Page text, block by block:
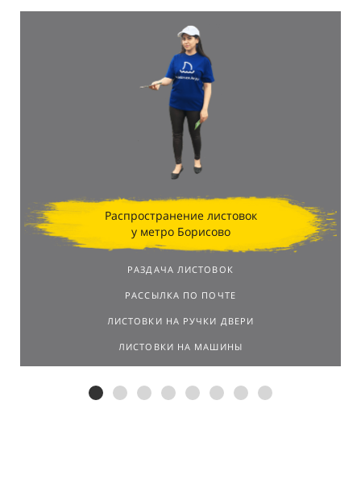
Распространение листовок
у метро Борисово
РАЗДАЧА ЛИСТОВОК
РАССЫЛКА ПО ПОЧТЕ
ЛИСТОВКИ НА РУЧКИ ДВЕРИ
ЛИСТОВКИ НА МАШИНЫ